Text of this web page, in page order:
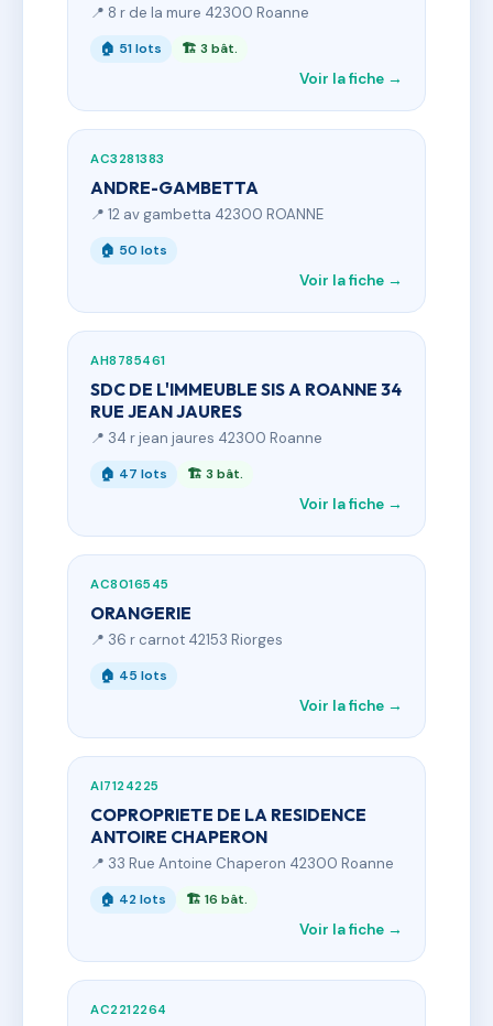
📍 8 r de la mure 42300 Roanne
🏠 51 lots 🏗 3 bât.
Voir la fiche →
AC3281383
ANDRE-GAMBETTA
📍 12 av gambetta 42300 ROANNE
🏠 50 lots
Voir la fiche →
AH8785461
SDC DE L'IMMEUBLE SIS A ROANNE 34
RUE JEAN JAURES
📍 34 r jean jaures 42300 Roanne
🏠 47 lots 🏗 3 bât.
Voir la fiche →
AC8016545
ORANGERIE
📍 36 r carnot 42153 Riorges
🏠 45 lots
Voir la fiche →
AI7124225
COPROPRIETE DE LA RESIDENCE
ANTOIRE CHAPERON
📍 33 Rue Antoine Chaperon 42300 Roanne
🏠 42 lots 🏗 16 bât.
Voir la fiche →
AC2212264